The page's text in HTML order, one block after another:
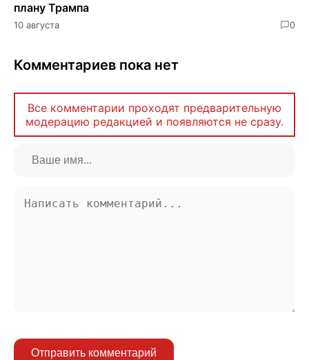
плану Трампа
10 августа 0
Комментариев пока нет
Все комментарии проходят предварительную
модерацию редакцией и появляются не сразу.
Отправить комментарий